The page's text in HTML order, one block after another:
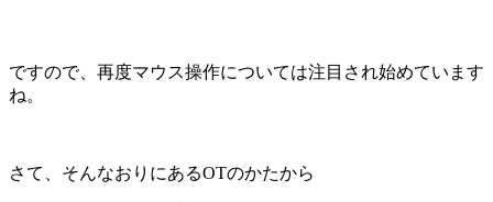
ですので、再度マウス操作については注目され始めています
ね。
さて、そんなおりにあるOTのかたから